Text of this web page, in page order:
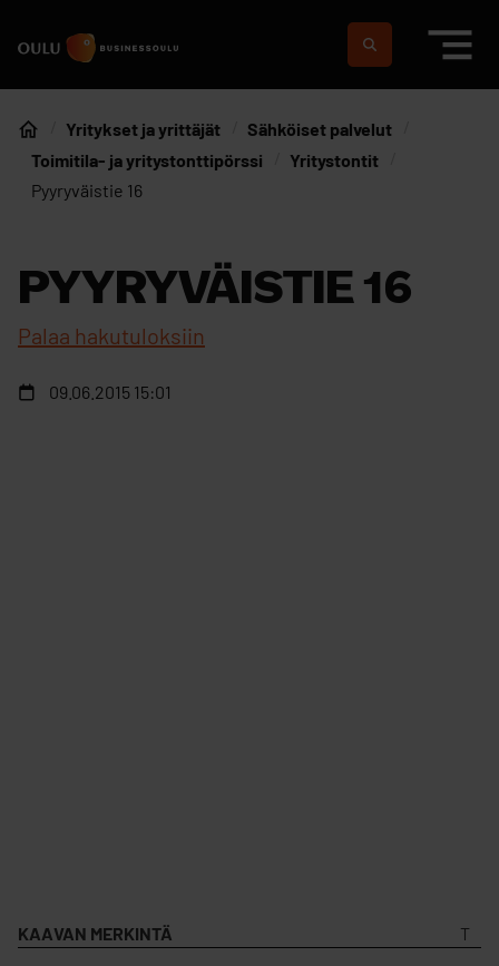
Etusivulle
Suomeksi
In english
Etusivu
Yritykset ja yrittäjät
Sähköiset palvelut
Toimitila- ja yritystonttipörssi
Yritystontit
Pyyryväistie 16
PYYRYVÄISTIE 16
Palaa hakutuloksiin
09.06.2015 15:01
KAAVAN MERKINTÄ T